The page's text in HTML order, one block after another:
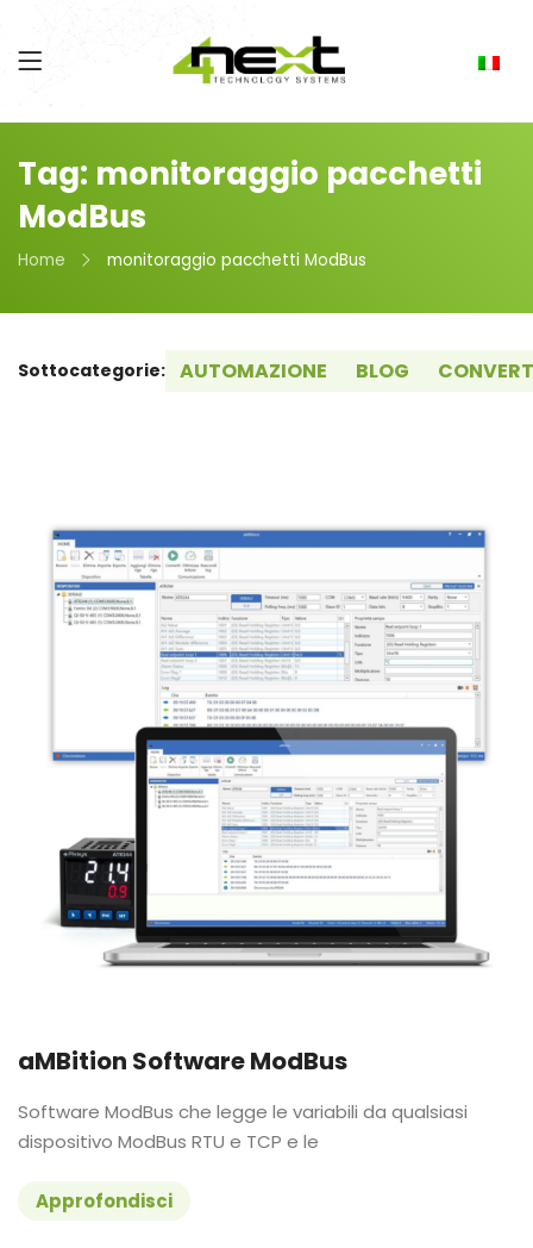
Tag: monitoraggio pacchetti
ModBus
Home monitoraggio pacchetti ModBus
Sottocategorie: AUTOMAZIONE BLOG
aMBition Software ModBus
Software ModBus che legge le variabili da qualsiasi
dispositivo ModBus RTU e TCP e le
Approfondisci